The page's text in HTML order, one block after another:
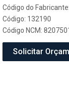
Código do
Código: 132190
Código NCM:
Solicitar